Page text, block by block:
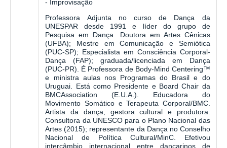
- Improvisação
Professora Adjunta no curso de Dança da
UNESPAR desde 1991 e líder do grupo de
Pesquisa em Dança. Doutora em Artes Cênicas
(UFBA); Mestre em Comunicação e Semiótica
(PUC-SP); Especialista em Consciência Corporal-
Dança (FAP); graduada/licenciada em Dança
(PUC-PR). É Professora de Body-Mind Centering™
e ministra aulas nos Programas do Brasil e do
Uruguai. Está como Presidente e Board Chair da
BMCAssociation (E.U.A.). Educadora do
Movimento Somático e Terapeuta Corporal/BMC.
Artista da dança, gestora cultural e produtora.
Consultora da UNESCO para o Plano Nacional das
Artes (2015); representante da Dança no Conselho
Nacional de Política Cultural/MinC. Efetivou
intercâmbio internacional entre dançarinos de